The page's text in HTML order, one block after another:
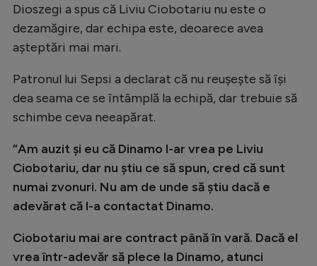
Natație
Formula 1
Gimnastică
Auto
Rugby
Dioszegi a spus că Liviu Ciobotariu nu este o
dezamăgire, dar echipa este, deoarece avea
așteptări mai mari.
Patronul lui Sepsi a declarat că nu reușește să își
dea seama ce se întâmplă la echipă, dar trebuie să
schimbe ceva neeapărat.
”Am auzit și eu că Dinamo l-ar vrea pe Liviu
Ciobotariu, dar nu știu ce să spun, cred că sunt
numai zvonuri. Nu am de unde să știu dacă e
adevărat că l-a contactat Dinamo.
Ciobotariu mai are contract până în vară. Dacă el
vrea într-adevăr să plece la Dinamo, atunci